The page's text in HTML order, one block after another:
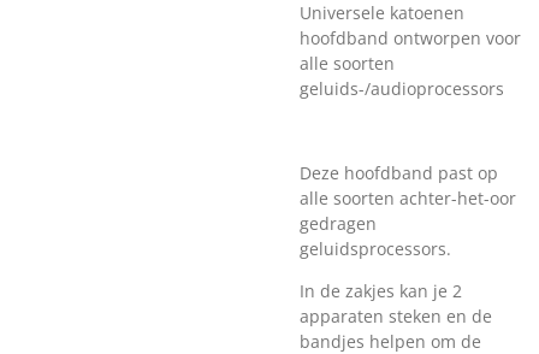
Universele katoenen
hoofdband ontworpen voor
alle soorten
geluids-/audioprocessors
Deze hoofdband past op
alle soorten achter-het-oor
gedragen
geluidsprocessors.
In de zakjes kan je 2
apparaten steken en de
bandjes helpen om de